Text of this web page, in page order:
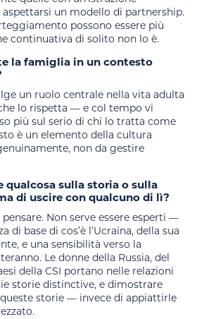
un modello di partnership.
possono essere più
continuativa di solito non lo è.
la famiglia in un contesto
un ruolo centrale nella vita adulta
lo rispetta — e col tempo vi
più sul serio di chi lo tratta come
è un elemento della cultura
non da gestire
qualcosa sulla storia o sulla
di uscire con qualcuno di lì?
Non serve essere esperti —
di base di cos’è l’Ucraina, della sua
e una sensibilità verso la
Le donne della Russia, del
della CSI portano nelle relazioni
storie distinctive, e dimostrare
storie — invece di appiattirle